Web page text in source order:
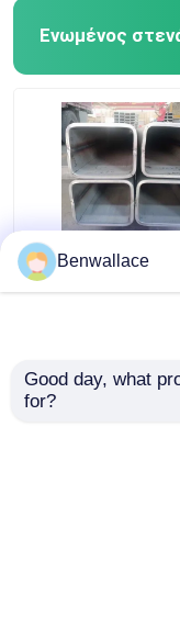
ASTM 316L SS
τετραγωνικός
σωλήνας από
ανοξείδωτο
200*200*6MM
Benwallace
Good day, what
for?